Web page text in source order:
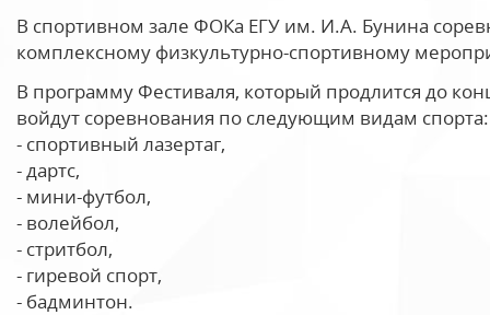
В спортивном зале ФОКа ЕГУ им. И.А. Бунина
комплексному физкультурно-спортивному
В программу Фестиваля, который продлится до
войдут соревнования по следующим видам спорта:
- спортивный лазертаг,
- дартс,
- мини-футбол,
- волейбол,
- стритбол,
- гиревой спорт,
- бадминтон.